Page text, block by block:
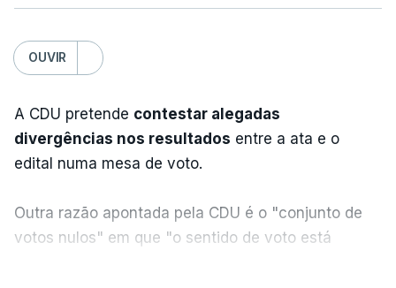
OUVIR
A CDU pretende contestar alegadas
divergências nos resultados entre a ata e o
edital numa mesa de voto.
Outra razão apontada pela CDU é o "conjunto de
votos nulos" em que "o sentido de voto está